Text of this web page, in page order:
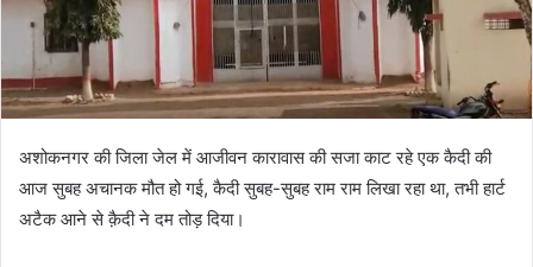
अशोकनगर की जिला जेल में आजीवन कारावास की सजा काट रहे एक कैदी की
आज सुबह अचानक मौत हो गई, कैदी सुबह-सुबह राम राम लिखा रहा था, तभी हार्ट
अटैक आने से क़ैदी ने दम तोड़ दिया।